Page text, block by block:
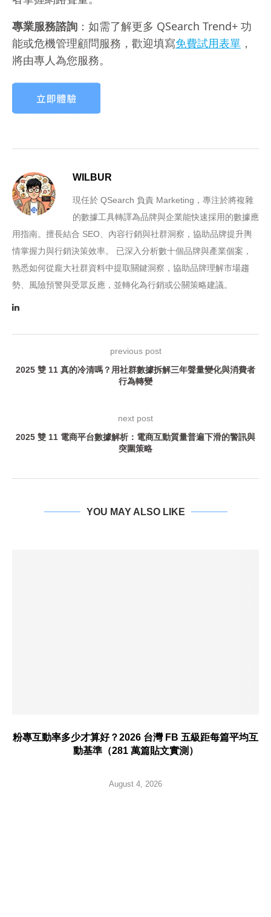
專業服務諮詢 ：如需了解更多 QSearch Trend+ 功
能或危機管理顧問服務，歡迎填寫免費試用表單 ，
將由專人為您服務。
WILBUR
現任於 QSearch 負責 Marketing，專注於將複雜
的數據工具轉譯為品牌與企業能快速採用的數據應
用指南。擅長結合 SEO、內容行銷與社群洞察，協助品牌提升輿
情掌握力與行銷決策效率。 已深入分析數十個品牌與產業個案，
熟悉如何從龐大社群資料中提取關鍵洞察，協助品牌理解市場趨
勢、風險預警與受眾反應，並轉化為行銷或公關策略建議。
previous post
2025 雙 11 真的冷清嗎？用社群數據拆解三年聲量變化與消費者
行為轉變
next post
2025 雙 11 電商平台數據解析：電商互動質量普遍下滑的警訊與
突圍策略
YOU MAY ALSO LIKE
粉專互動率多少才算好？2026 台灣 FB 五級距每篇平均互
動基準（281 萬篇貼文實測）
August 4, 2026